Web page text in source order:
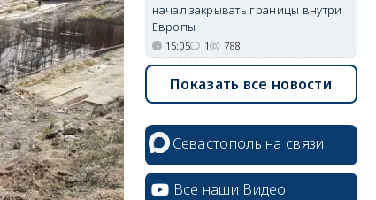
начал закрывать границы внутри
Европы
15:05 1 788
Показать все новости
Севастополь на связи
Все наши Видео